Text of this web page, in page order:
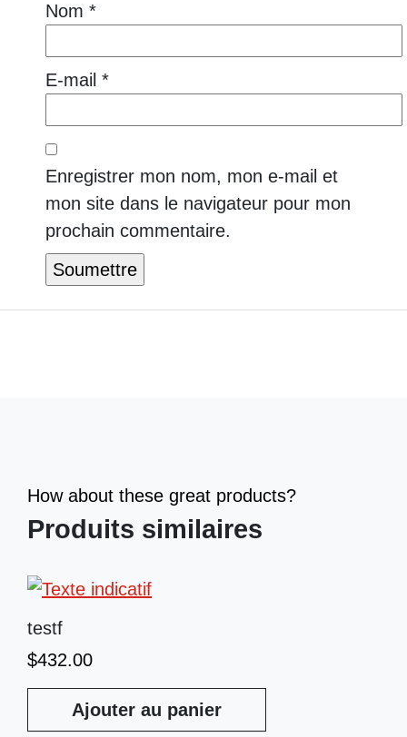
Nom *
E-mail *
Enregistrer mon nom, mon e-mail et
mon site dans le navigateur pour mon
prochain commentaire.
How about these great products?
Produits similaires
testf
$432.00
Ajouter au panier